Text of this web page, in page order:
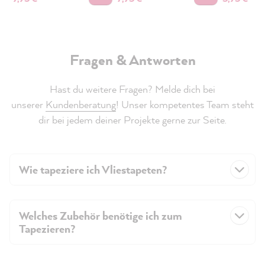
Fragen & Antworten
Hast du weitere Fragen? Melde dich bei
unserer Kundenberatung! Unser kompetentes Team steht
dir bei jedem deiner Projekte gerne zur Seite.
Wie tapeziere ich Vliestapeten?
Welches Zubehör benötige ich zum
Tapezieren?